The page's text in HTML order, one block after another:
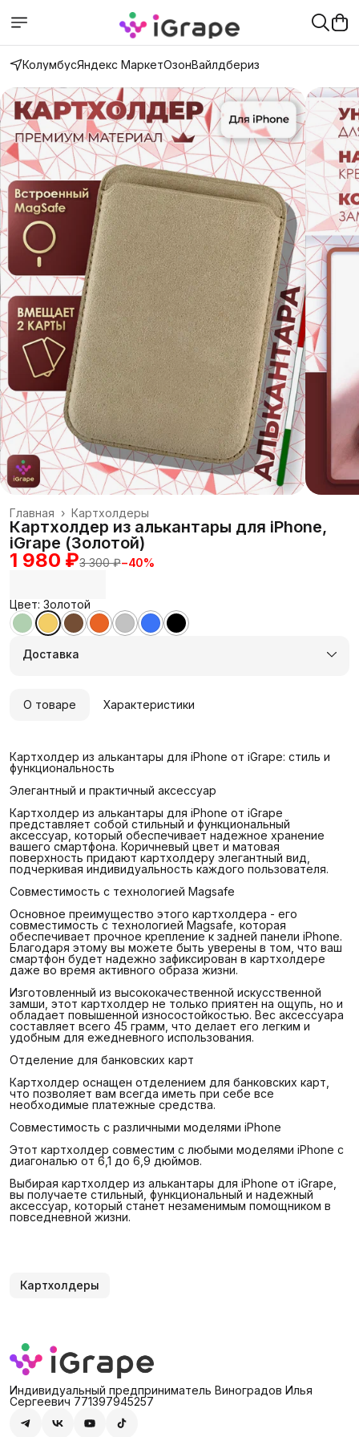
КолумбусЯндекс МаркетОзонВайлдбериз
Картхолдеры
Главная ›
Картхолдер из алькантары для iPhone,
iGrape (Золотой)
1 980 ₽3 300 ₽−40%
Цвет: Золотой
Доставка
О товаре Характеристики
Картхолдер из алькантары для iPhone от iGrape: стиль и
функциональность
Элегантный и практичный аксессуар
Картхолдер из алькантары для iPhone от iGrape
представляет собой стильный и функциональный
аксессуар, который обеспечивает надежное хранение
вашего смартфона. Коричневый цвет и матовая
поверхность придают картхолдеру элегантный вид,
подчеркивая индивидуальность каждого пользователя.
Совместимость с технологией Magsafe
Основное преимущество этого картхолдера - его
совместимость с технологией Magsafe, которая
обеспечивает прочное крепление к задней панели iPhone.
Благодаря этому вы можете быть уверены в том, что ваш
смартфон будет надежно зафиксирован в картхолдере
даже во время активного образа жизни.
Изготовленный из высококачественной искусственной
замши, этот картхолдер не только приятен на ощупь, но и
обладает повышенной износостойкостью. Вес аксессуара
составляет всего 45 грамм, что делает его легким и
удобным для ежедневного использования.
Отделение для банковских карт
Картхолдер оснащен отделением для банковских карт,
что позволяет вам всегда иметь при себе все
необходимые платежные средства.
Совместимость с различными моделями iPhone
Этот картхолдер совместим с любыми моделями iPhone с
диагональю от 6,1 до 6,9 дюймов.
Выбирая картхолдер из алькантары для iPhone от iGrape,
вы получаете стильный, функциональный и надежный
аксессуар, который станет незаменимым помощником в
повседневной жизни.
Картхолдеры
Индивидуальный предприниматель Виноградов Илья
Сергеевич 771397945257